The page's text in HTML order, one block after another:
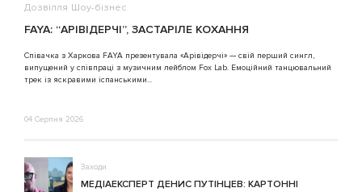
Дозвілля Шоу-бізнес
FAYA: “АРІВІДЕРЧІ”, ЗАСТАРІЛЕ КОХАННЯ
Співачка з Харкова FAYA презентувала «Арівідерчі» — свій перший сингл,
випущений у співпраці з музичним лейблом Fox Lab. Емоційний танцювальний
трек із яскравими іспанськими...
04 Серпня 2026
Заходи
МЕДІАЕКСПЕРТ ДЕНИС ПУТІНЦЕВ: КАРТОННІ